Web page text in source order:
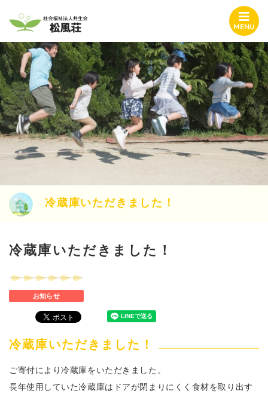
MENU
冷蔵庫いただきました！
冷蔵庫いただきました！
お知らせ
冷蔵庫いただきました！
ご寄付により冷蔵庫をいただきました。
長年使用していた冷蔵庫はドアが閉まりにくく食材を取り出す